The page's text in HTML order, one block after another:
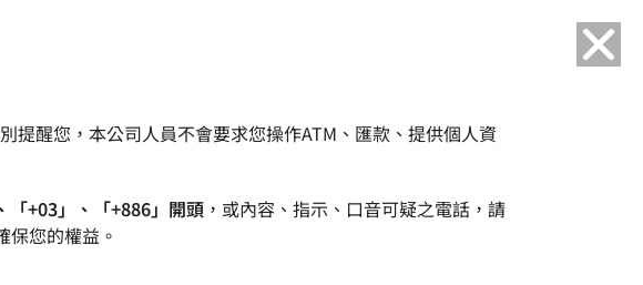
語言
醒您，本公司人員不會要求您操作ATM、匯款、提供個人資
「+03」、「+886」開頭 ，或內容、指示、口音可疑之電話，請
您的權益。